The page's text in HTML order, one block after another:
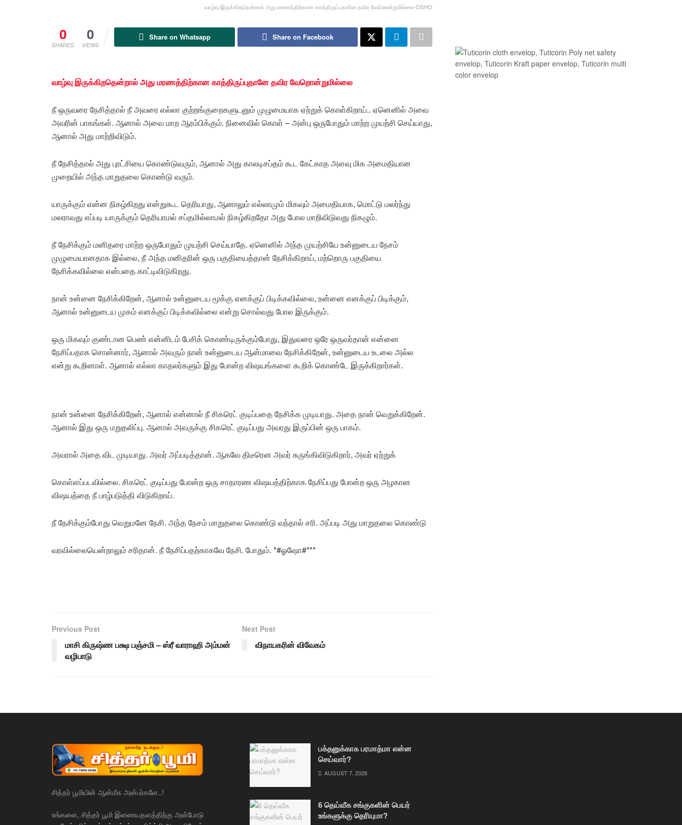
வாழ்வு இருக்கிறதென்றால் அது மரணத்திற்கான காத்திருப்புதானே தவிர வேறொன்றுமில்லை-OSHO
0
SHARES
0
VIEWS
Share on Whatsapp Share on Facebook
வாழ்வு இருக்கிறதென்றால் அது மரணத்திற்கான காத்திருப்புதானே தவிர வேறொன்றுமில்லை
நீ ஒருவரை நேசித்தால் நீ அவரை எல்லா குற்றங்குறைகளுடனும் முழுமையாக ஏற்றுக் கொள்கிறாய்.. ஏனெனில் அவை
அவரின் பாகங்கள். ஆனால் அவை மாற ஆரம்பிக்கும். நினைவில் கொள் – அன்பு ஒருபோதும் மாற்ற முயற்சி செய்யாது,
ஆனால் அது மாற்றிவிடும்.
நீ நேசித்தால் அது புரட்சியை கொண்டுவரும், ஆனால் அது காலடிசப்தம் கூட கேட்காத அளவு மிக அமைதியான
முறையில் அந்த மாறுதலை கொண்டு வரும்.
யாருக்கும் என்ன நிகழ்கிறது என்றுகூட தெரியாது, ஆனாலும் எல்லாமும் மிகவும் அமைதியாக, மொட்டு மலர்ந்து
மலராவது எப்படி யாருக்கும் தெரியாமல் சப்தமில்லாமல் நிகழ்கிறதோ அது போல மாறிவிடுவது நிகழும்.
நீ நேசிக்கும் மனிதரை மாற்ற ஒருபோதும் முயற்சி செய்யாதே. ஏனெனில் அந்த முயற்சியே உன்னுடைய நேசம்
முழுமையானதாக இல்லை, நீ அந்த மனிதரின் ஒரு பகுதியைத்தான் நேசிக்கிறாய், மற்றொரு பகுதியை
நேசிக்கவில்லை என்பதை காட்டிவிடுகிறது.
நான் உன்னை நேசிக்கிறேன், ஆனால் உன்னுடைய மூக்கு எனக்குப் பிடிக்கவில்லை, உன்னை எனக்குப் பிடிக்கும்,
ஆனால் உன்னுடைய முகம் எனக்குப் பிடிக்கவில்லை என்று சொல்வது போல இருக்கும்.
ஒரு மிகவும் குண்டான பெண் என்னிடம் பேசிக் கொண்டிருக்கும்போது, இதுவரை ஒரே ஒருவர்தான் என்னை
நேசிப்பதாக சொன்னார், ஆனால் அவரும் நான் உன்னுடைய ஆன்மாவை நேசிக்கிறேன், உன்னுடைய உடலை அல்ல
என்று கூறினாள். ஆனால் எல்லா காதலர்களும் இது போன்ற விஷயங்களை கூறிக் கொண்டே இருக்கிறார்கள்.
நான் உன்னை நேசிக்கிறேன், ஆனால் என்னால் நீ சிகரெட் குடிப்பதை நேசிக்க முடியாது. அதை நான் வெறுக்கிறேன்.
ஆனால் இது ஒரு மறுதலிப்பு. ஆனால் அவருக்கு சிகரெட் குடிப்பது அவரது இருப்பின் ஒரு பாகம்.
அவரால் அதை விட முடியாது. அவர் அப்படித்தான். ஆகவே திடீரென அவர் சுருங்கிவிடுகிறார், அவர் ஏற்றுக்
கொள்ளப்படவில்லை. சிகரெட் குடிப்பது போன்ற ஒரு சாதாரண விஷயத்திற்காக நேசிப்பது போன்ற ஒரு அழகான
விஷயத்தை நீ பாழ்படுத்தி விடுகிறாய்.
நீ நேசிக்கும்போது வெறுமனே நேசி. அந்த நேசம் மாறுதலை கொண்டு வந்தால் சரி. அப்படி அது மாறுதலை கொண்டு
வரவில்லையென்றாலும் சரிதான். நீ நேசிப்பதற்காகவே நேசி. போதும். *#‎ஓஷோ#***
Previous Post
மாசி கிருஷ்ண பக்ஷ பஞ்சமி – ஸ்ரீ வாராஹி அம்மன்
வழிபாடு
Next Post
விநாயகரின் விவேகம்
சித்தர் பூமியின் ஆன்மீக அன்பர்களே..!
உங்களை, சித்தர் பூமி இணையதளத்திற்கு அன்போடு
பக்தனுக்காக பரமாத்மா என்ன
செய்வார்?
AUGUST 7, 2026
6 தெய்வீக சங்குகளின் பெயர்
உங்களுக்கு தெரியுமா?